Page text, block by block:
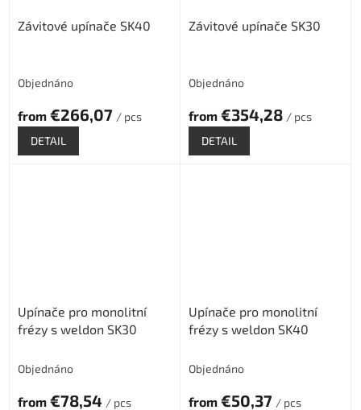
Závitové upínače SK40
Objednáno
from €266,07 / pcs
DETAIL
Závitové upínače SK30
Objednáno
from €354,28 / pcs
DETAIL
Upínače pro monolitní
frézy s weldon SK30
Objednáno
from €78,54 / pcs
Upínače pro monolitní
frézy s weldon SK40
Objednáno
from €50,37 / pcs